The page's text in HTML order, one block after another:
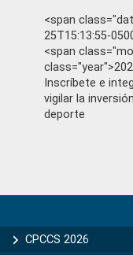
<span
25T15:13:55-
<span
Inscríbete e
vigilar la
deporte
Sidebar
CPCCS 2026